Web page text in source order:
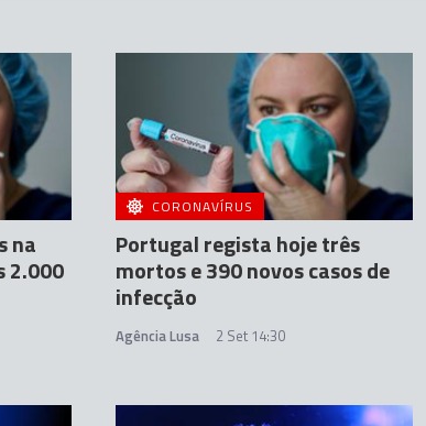
na
2.000
CORONAVÍRUS
Portugal regista hoje três
mortos e 390 novos casos de
infecção
Agência Lusa 2 Set 14:30